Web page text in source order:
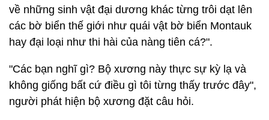
về những sinh vật đại dương khác từng trôi dạt lên
các bờ biển thế giới như quái vật bờ biển Montauk
hay đại loại như thi hài của nàng tiên cá?".
"Các bạn nghĩ gì? Bộ xương này thực sự kỳ lạ và
không giống bất cứ điều gì tôi từng thấy trước đây",
người phát hiện bộ xương đặt câu hỏi.